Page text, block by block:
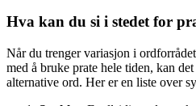
Hva kan du si i stedet for
Når du trenger variasjon i
med å bruke prate hele tiden, kan
alternative ord. Her er en liste over